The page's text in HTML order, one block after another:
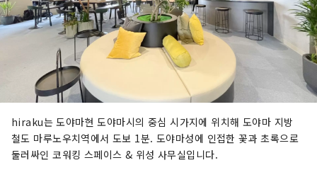
hiraku는 도야마현 도야마시의 중심 시가지에 위치해 도야마 지방
철도 마루노우치역에서 도보 1분. 도야마성에 인접한 꽃과 초록으로
둘러싸인 코워킹 스페이스 & 위성 사무실입니다.